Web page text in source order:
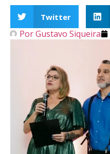
Twitter
PorGustavo Siqueira